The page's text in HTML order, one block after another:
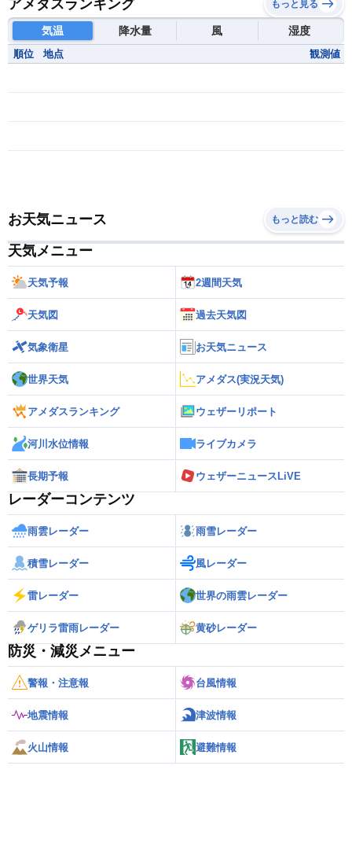
アメダスランキング もっと見る
気温 降水量 風 湿度
順位 地点 観測値
お天気ニュース もっと読む
天気メニュー
天気予報 2週間天気
天気図 過去天気図
気象衛星 お天気ニュース
世界天気 アメダス(実況天気)
アメダスランキング ウェザーリポート
河川水位情報 ライブカメラ
長期予報 ウェザーニュースLiVE
レーダーコンテンツ
雨雲レーダー 雨雪レーダー
積雪レーダー 風レーダー
雷レーダー 世界の雨雲レーダー
ゲリラ雷雨レーダー 黄砂レーダー
防災・減災メニュー
警報・注意報 台風情報
地震情報 津波情報
火山情報 避難情報